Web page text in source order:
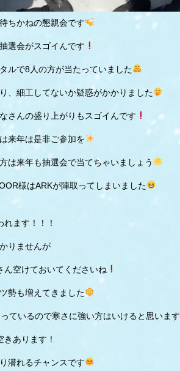
ちかねの懇親会です
選会がスゴイんです
ルで8人の方が当たっていました
、細工してないか疑惑がかかりました
さんの盛り上がりもスゴイんです
来年は是非ご参加を
は来年も抽選会で当てちゃいましょう
様はARKが陣取ってしまいました
ます！！！
りませんが
ん空けておいてくださいね
勢も増えてきました
ているので寒さに強い方はいけると思います
あります！
潜れるチャンスです